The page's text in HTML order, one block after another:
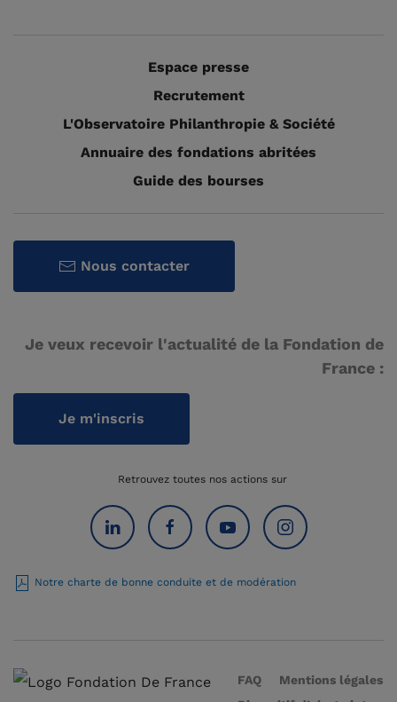
Espace presse
Recrutement
L'Observatoire Philanthropie & Société
Annuaire des fondations abritées
Guide des bourses
Nous contacter
Je veux recevoir l'actualité de la Fondation de
France :
Je m'inscris
Retrouvez toutes nos actions sur
Notre charte de bonne conduite et de modération
FAQ
Mentions légales